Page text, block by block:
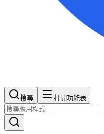
搜尋​​​​ 打開功能表